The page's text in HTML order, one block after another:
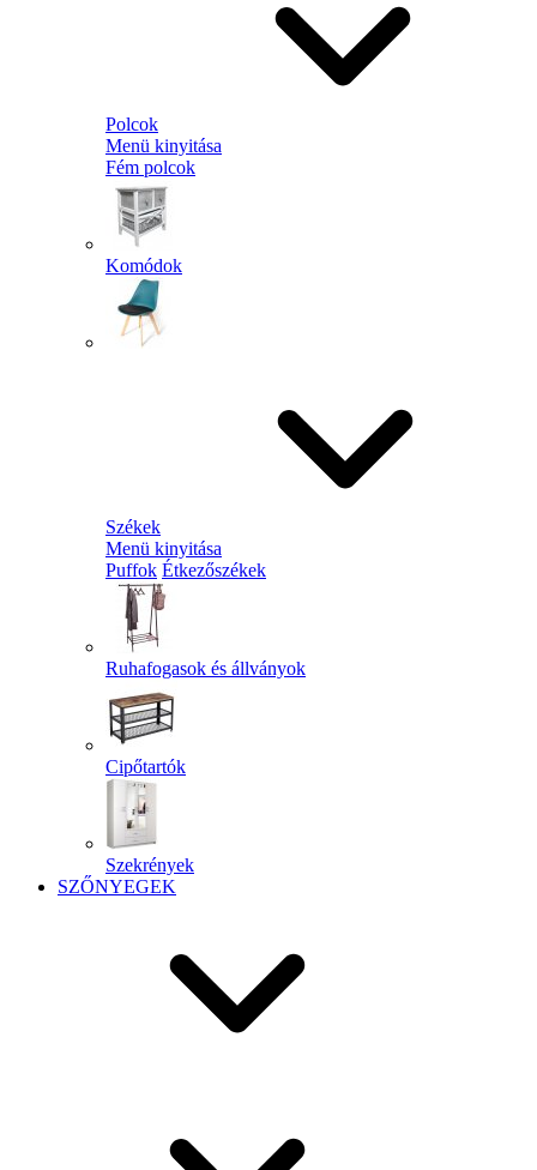
Polcok
Menü kinyitása
Fém polcok
Komódok
Székek
Menü kinyitása
Puffok Étkezőszékek
Ruhafogasok és állványok
Cipőtartók
Szekrények
SZŐNYEGEK